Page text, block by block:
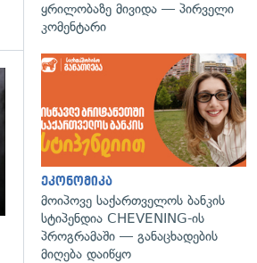
ყრილობაზე მივიდა — პირველი
კომენტარი
ეკონომიკა
მოიპოვე საქართველოს ბანკის
სტიპენდია CHEVENING-ის
პროგრამაში — განაცხადების
მიღება დაიწყო